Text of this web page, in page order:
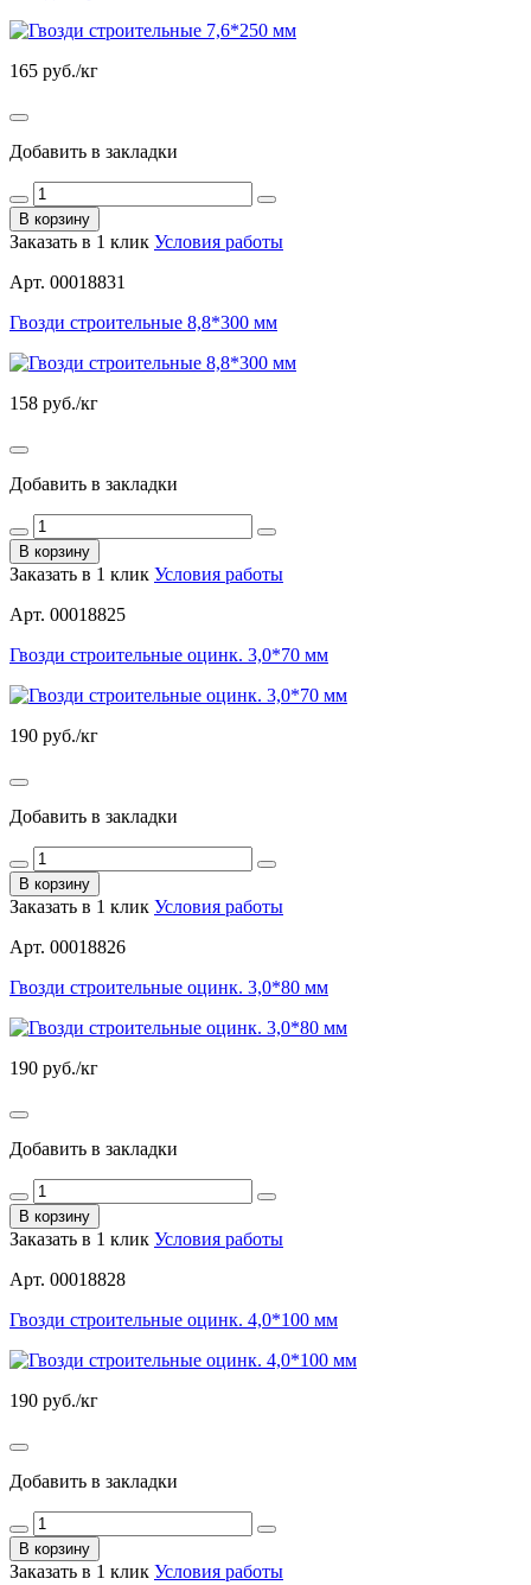
165 руб./кг
Добавить в закладки
В корзину
Заказать в 1 клик Условия работы
Арт. 00018831
Гвозди строительные 8,8*300 мм
158 руб./кг
Добавить в закладки
В корзину
Заказать в 1 клик Условия работы
Арт. 00018825
Гвозди строительные оцинк. 3,0*70 мм
190 руб./кг
Добавить в закладки
В корзину
Заказать в 1 клик Условия работы
Арт. 00018826
Гвозди строительные оцинк. 3,0*80 мм
190 руб./кг
Добавить в закладки
В корзину
Заказать в 1 клик Условия работы
Арт. 00018828
Гвозди строительные оцинк. 4,0*100 мм
190 руб./кг
Добавить в закладки
В корзину
Заказать в 1 клик Условия работы